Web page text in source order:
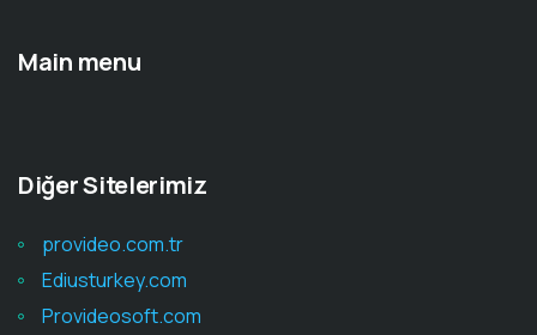
Main menu
Diğer Sitelerimiz
provideo.com.tr
Ediusturkey.com
Provideosoft.com